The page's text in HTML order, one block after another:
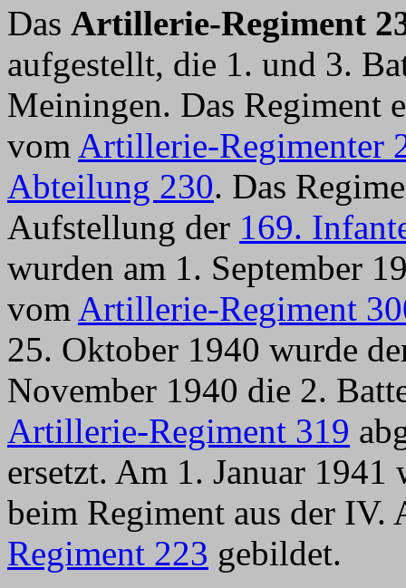
Das Artillerie-Regiment
aufgestellt, die 1. und 3.
Meiningen. Das Regiment
vom Artillerie-Regimenter
Abteilung 230. Das
Aufstellung der 169.
wurden am 1. September
vom Artillerie-Regiment
25. Oktober 1940 wurde
November 1940 die 2.
Artillerie-Regiment 319
ersetzt. Am 1. Januar
beim Regiment aus der
Regiment 223 gebildet.